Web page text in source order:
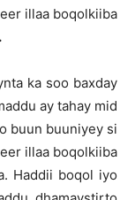
illaa boqolkiiba
.
ka soo baxday
ay tahay mid
buun buuniyey si
illaa boqolkiiba
Haddii boqol iyo